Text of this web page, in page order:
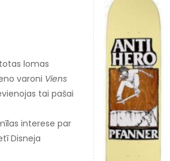
lomas
varoni Viens
tai pašai
interese par
Disneja